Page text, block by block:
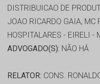
DISTRIBUICAO DE
JOAO RICARDO GAIA, MC
HOSPITALARES - EIRELI -
ADVOGADO(S): NÃO HÁ
RELATOR: CONS.